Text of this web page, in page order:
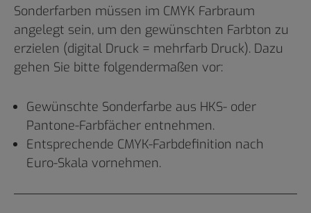
Sonderfarben müssen im CMYK Farbraum
angelegt sein, um den gewünschten Farbton zu
erzielen (digital Druck = mehrfarb Druck). Dazu
gehen Sie bitte folgendermaßen vor:
Gewünschte Sonderfarbe aus HKS- oder
Pantone-Farbfächer entnehmen.
Entsprechende CMYK-Farbdefinition nach
Euro-Skala vornehmen.